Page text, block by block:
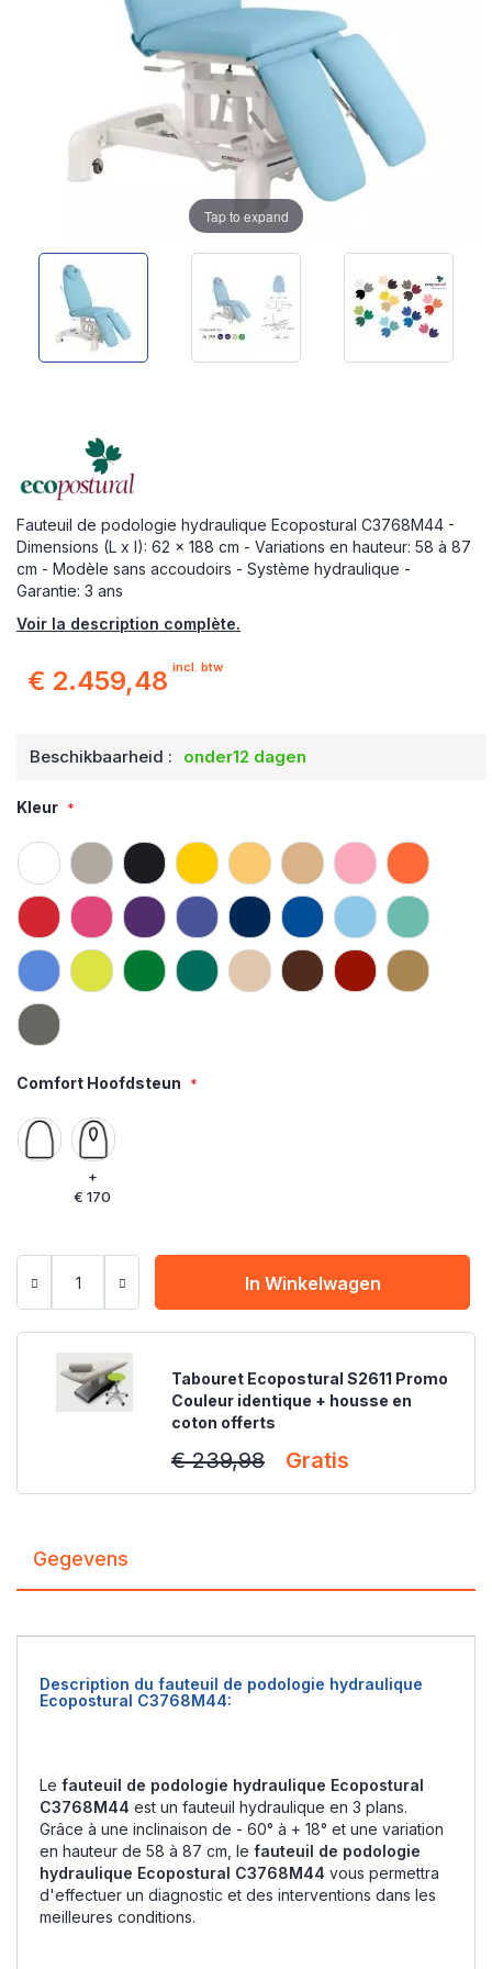
Fauteuil de podologie hydraulique Ecopostural C3768M44 -
Dimensions (L x l): 62 x 188 cm - Variations en hauteur: 58 à 87
cm - Modèle sans accoudoirs - Système hydraulique -
Garantie: 3 ans
Voir la description complète.
€ 2.459,48 incl. btw
Beschikbaarheid : onder12 dagen
Kleur
Comfort Hoofdsteun
+
€ 170
In Winkelwagen
Tabouret Ecopostural S2611 Promo
Couleur identique + housse en
coton offerts
€ 239,98 Gratis
Tap to expand
Gegevens
Description du fauteuil de podologie hydraulique
Ecopostural C3768M44:
Le fauteuil de podologie hydraulique Ecopostural
C3768M44 est un fauteuil hydraulique en 3 plans.
Grâce à une inclinaison de - 60° à + 18° et une variation
en hauteur de 58 à 87 cm, le fauteuil de podologie
hydraulique Ecopostural C3768M44 vous permettra
d'effectuer un diagnostic et des interventions dans les
meilleures conditions.